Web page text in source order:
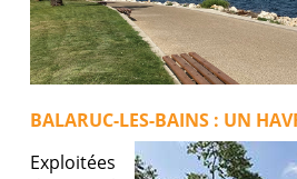
BALARUC-LES-BAINS : UN
Exploitées